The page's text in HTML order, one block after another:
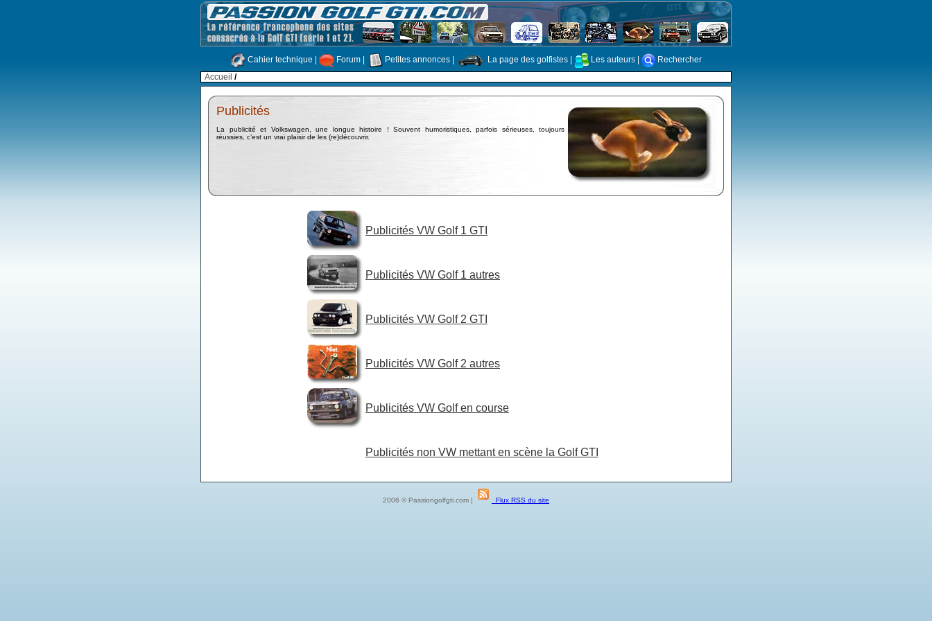
Cahier technique Forum Petites annonces La page des golfistes Les auteurs
Rechercher
Accueil /
Publicités
La publicité et Volkswagen, une longue histoire ! Souvent humoristiques, parfois sérieuses, toujours
réussies, c’est un vrai plaisir de les (re)découvrir.
Publicités VW Golf 1 GTI
Publicités VW Golf 1 autres
Publicités VW Golf 2 GTI
Publicités VW Golf 2 autres
Publicités VW Golf en course
Publicités non VW mettant en scène la Golf GTI
2006 © Passiongolfgti.com | Flux RSS du site